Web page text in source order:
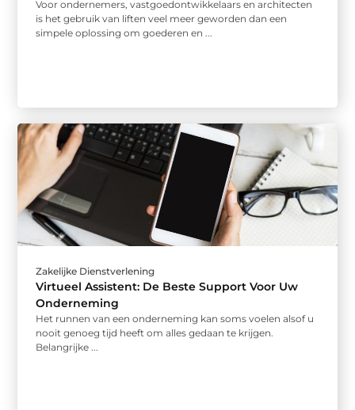
Voor ondernemers, vastgoedontwikkelaars en architecten
is het gebruik van liften veel meer geworden dan een
simpele oplossing om goederen en ...
Zakelijke Dienstverlening
Virtueel Assistent: De Beste Support Voor Uw
Onderneming
Het runnen van een onderneming kan soms voelen alsof u
nooit genoeg tijd heeft om alles gedaan te krijgen.
Belangrijke ...